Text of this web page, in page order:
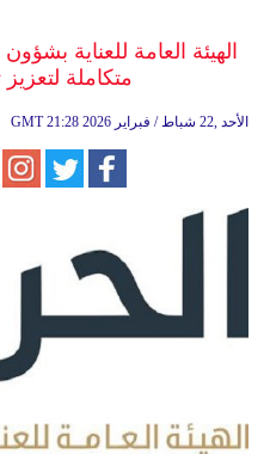
الهيئة العامة للعناية
متكاملة
GMT 21:28 2026 الأحد ,22 شباط / فبراير